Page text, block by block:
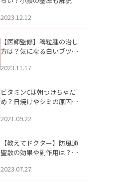
2023.12.12
【医師監修】稗粒腫の治し
方は？気になる白いブツブ
アについて
2023.11.17
ビタミンCは朝つけちゃだ
め？日焼けやシミの原因に
2021.09.22
【教えてドクター】防風通
聖散の効果や副作用は？長
2023.07.27